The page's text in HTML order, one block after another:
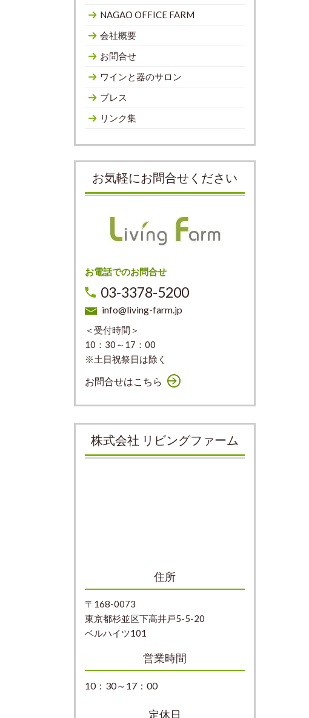
NAGAO OFFICE FARM
会社概要
お問合せ
ワインと器のサロン
プレス
リンク集
お気軽にお問合せください
お電話でのお問合せ
03-3378-5200
info@living-farm.jp
＜受付時間＞
10：30～17：00
※土日祝祭日は除く
お問合せはこちら
株式会社 リビングファーム
住所
〒168-0073
東京都杉並区下高井戸5-5-20
ベルハイツ101
営業時間
10：30～17：00
定休日